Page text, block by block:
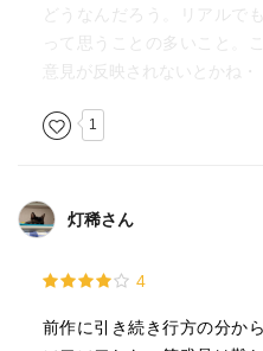
どうなんだろう。リアルで
って思うことの多いこと。
意見が反映されないとかね・
1
灯稀さん
4
前作に引き続き行方の分か